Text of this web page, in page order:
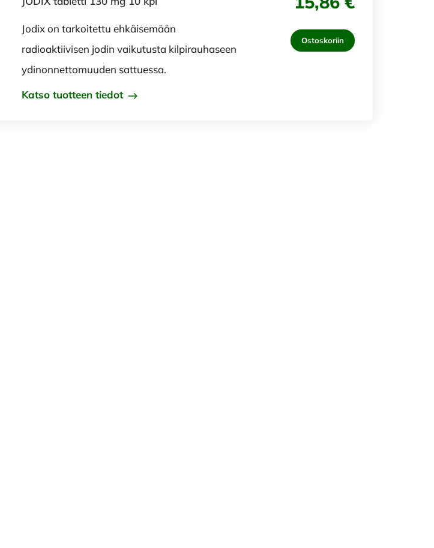
Jodix on tarkoitettu ehkäisemään
radioaktiivisen jodin vaikutusta kilpirauhaseen
ydinonnettomuuden sattuessa.
Katso tuotteen tiedot
Ostoskoriin